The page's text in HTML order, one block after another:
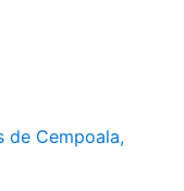
de Cempoala,